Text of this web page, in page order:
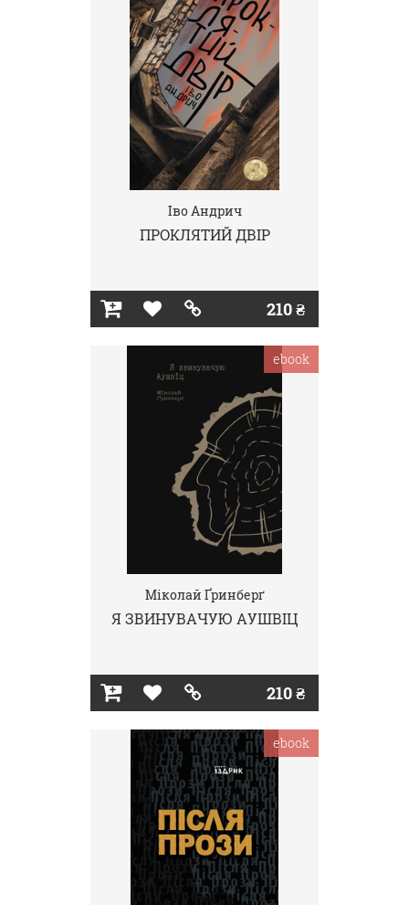
Іво Андрич
ПРОКЛЯТИЙ ДВІР
210 ₴
Міколай Ґринберґ
Я ЗВИНУВАЧУЮ АУШВІЦ
210 ₴
ebook
ebook